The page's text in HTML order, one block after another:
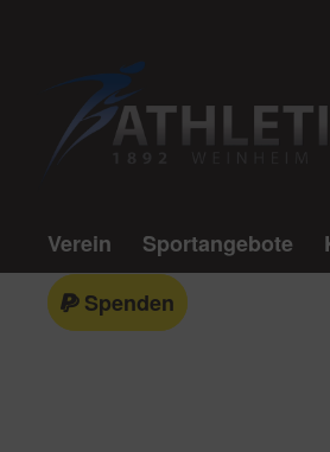
Verein Sportangebote
Spenden